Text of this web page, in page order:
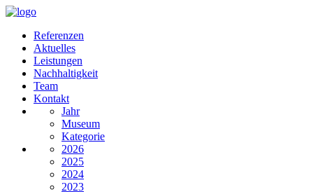
Referenzen
Aktuelles
Leistungen
Nachhaltigkeit
Team
Kontakt
Jahr
Museum
Kategorie
2026
2025
2024
2023